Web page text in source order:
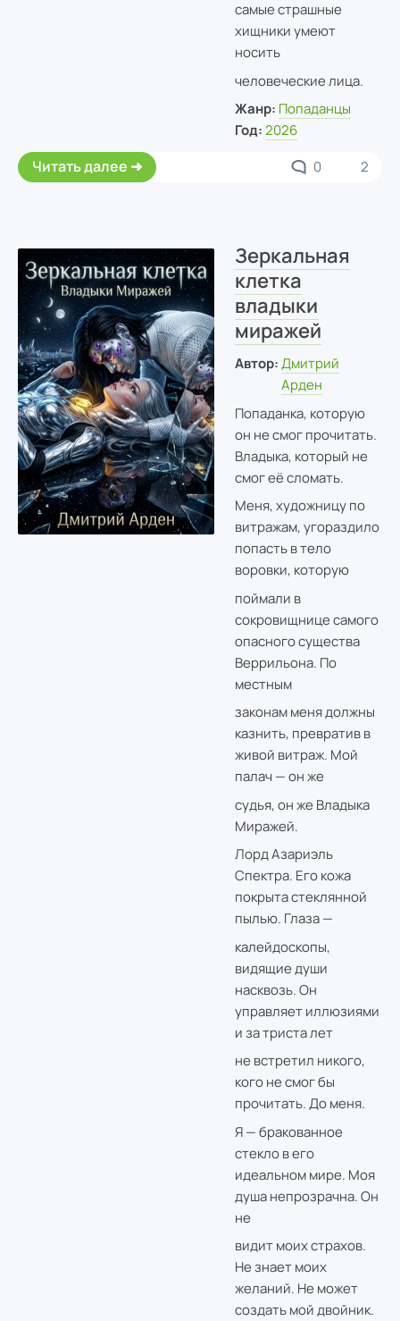
самые страшные
хищники умеют
носить
человеческие лица.
Жанр: Попаданцы
Год: 2026
Читать далее 0 2
Зеркальная
клетка
владыки
миражей
Автор: Дмитрий
Арден
Попаданка, которую
он не смог прочитать.
Владыка, который не
смог её сломать.
Меня, художницу по
витражам, угораздило
попасть в тело
воровки, которую
поймали в
сокровищнице самого
опасного существа
Веррильона. По
местным
законам меня должны
казнить, превратив в
живой витраж. Мой
палач — он же
судья, он же Владыка
Миражей.
Лорд Азариэль
Спектра. Его кожа
покрыта стеклянной
пылью. Глаза —
калейдоскопы,
видящие души
насквозь. Он
управляет иллюзиями
и за триста лет
не встретил никого,
кого не смог бы
прочитать. До меня.
Я — бракованное
стекло в его
идеальном мире. Моя
душа непрозрачна. Он
не
видит моих страхов.
Не знает моих
желаний. Не может
создать мой двойник.